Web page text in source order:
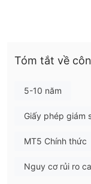
thiếu quy định từ
DMA Capitals cung
Tóm tắt về
5-10 năm
Giấy phép giám
MT5 Chính thức
Nguy cơ rủi ro